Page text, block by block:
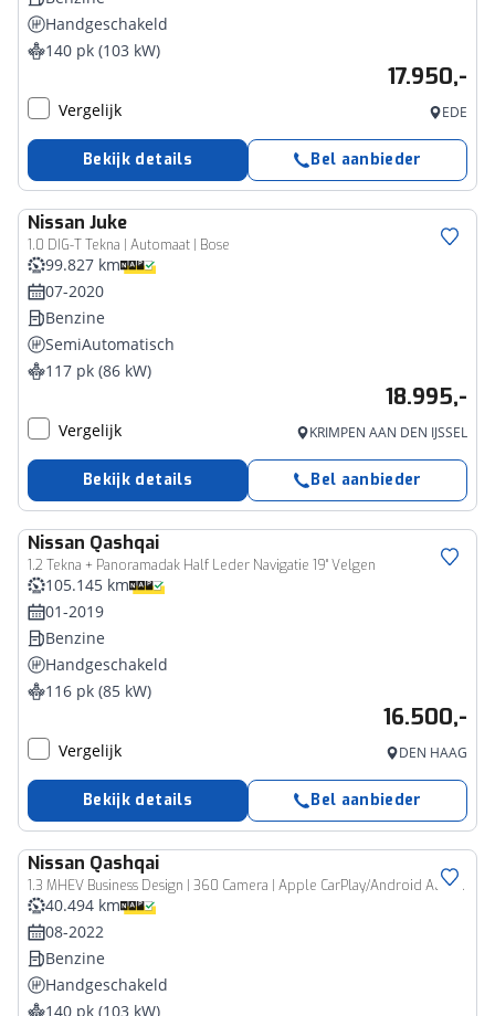
Handgeschakeld
140 pk (103 kW)
17.950,-
Vergelijk EDE
Bekijk details Bel aanbieder
Nissan Juke
1.0 DIG-T Tekna | Automaat | Bose
99.827 km
07-2020
Benzine
SemiAutomatisch
117 pk (86 kW)
18.995,-
Vergelijk KRIMPEN AAN DEN IJSSEL
Bekijk details Bel aanbieder
Nissan Qashqai
1.2 Tekna + Panoramadak Half Leder Navigatie 19" Velgen
105.145 km
01-2019
Benzine
Handgeschakeld
116 pk (85 kW)
16.500,-
Vergelijk DEN HAAG
Bekijk details Bel aanbieder
Nissan Qashqai
1.3 MHEV Business Design | 360 Camera | Apple CarPlay/Android Auto | Adaptieve Cruise Control | Draadloze telefoonlader | Full-LED | Keyless | Panoramadak |
40.494 km
08-2022
Benzine
Handgeschakeld
140 pk (103 kW)